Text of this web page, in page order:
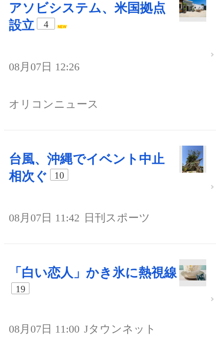
アソビシステム、米国拠点
設立
4
08月07日 12:26
オリコンニュース
台風、沖縄でイベント中止
相次ぐ
10
08月07日 11:42 日刊スポーツ
「白い恋人」かき氷に熱視線
19
08月07日 11:00 Jタウンネット